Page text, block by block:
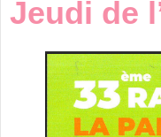
Jeudi de